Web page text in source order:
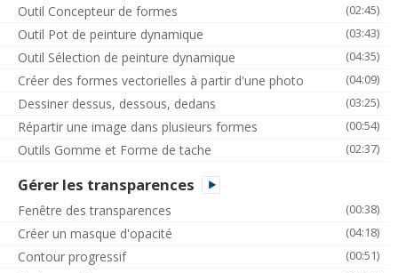
(02:45)
Outil Concepteur de formes
(03:43)
Outil Pot de peinture dynamique
(04:35)
Outil Sélection de peinture dynamique
(04:09)
Créer des formes vectorielles à partir d'une photo
(03:25)
Dessiner dessus, dessous, dedans
(00:54)
Répartir une image dans plusieurs formes
(02:37)
Outils Gomme et Forme de tache
Gérer les transparences
(00:38)
Fenêtre des transparences
(04:18)
Créer un masque d'opacité
(00:51)
Contour progressif